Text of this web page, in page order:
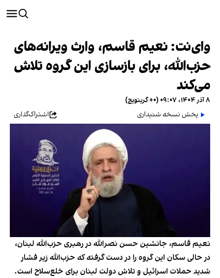
وای‌نت: نعیم قاسم، وارث ویرانه‌های
حزب‌الله، ‌برای بازسازی این گروه تلاش
می‌کند
۸ آذر ۱۴۰۴، ۰۹:۰۷ (‎+۰ گرینویچ)
پخش نسخه شنیداری
اشتراک‌گذاری
نعیم قاسم، جانشین حسن نصرالله در رهبری حزب‌الله لبنان،
در حالی سکان این گروه را در دست گرفته که حزب‌الله زیر فشار
شدید حملات اسرائیل و تلاش دولت لبنان برای خلع‌سلاح است.